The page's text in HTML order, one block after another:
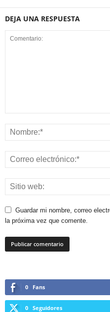
DEJA UNA RESPUESTA
Guardar mi nombre, correo
la próxima vez que comente.
0 Fans
0 Seguidores